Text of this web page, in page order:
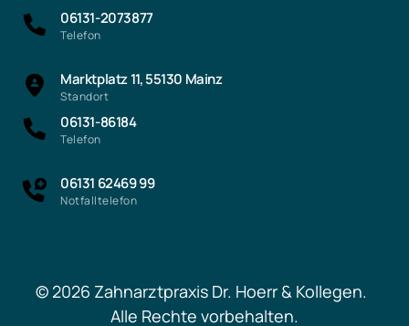
06131-2073877
Telefon
Marktplatz 11, 55130 Mainz
Standort
06131-86184
Telefon
06131 62469 99
Notfalltelefon
© 2026 Zahnarztpraxis Dr. Hoerr & Kollegen.
Alle Rechte vorbehalten.